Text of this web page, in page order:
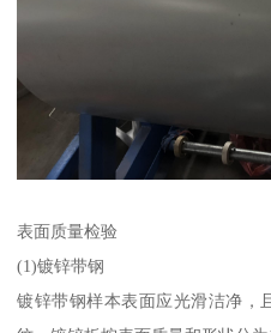
表面质量检验
(1)镀锌带钢
镀锌带钢样本表面应光滑洁净，